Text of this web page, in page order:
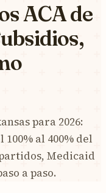
ACA de
para 2026:
al 400% del
Medicaid
a paso.